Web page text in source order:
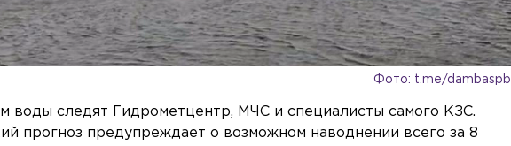
Фото: t.me/dambaspb
воды следят Гидрометцентр, МЧС и специалисты самого КЗС.
прогноз предупреждает о возможном наводнении всего за 8